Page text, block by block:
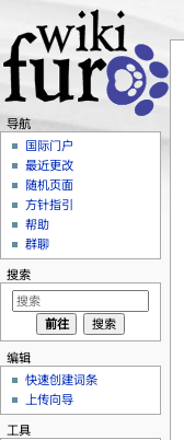
导航
国际门户
最近更改
随机页面
方针指引
帮助
群聊
搜索
编辑
快速创建词条
上传向导
工具